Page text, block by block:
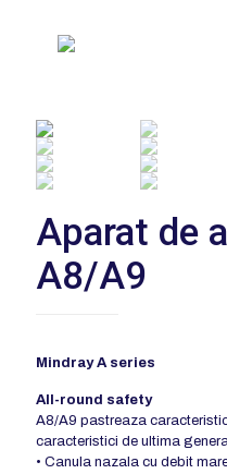
Aparat de
A8/A9
Mindray A series
All-round safety
A8/A9 pastreaza
caracteristici de ultima
• Canula nazala cu debit